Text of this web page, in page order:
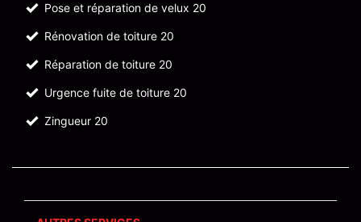
Pose et réparation de velux 20
Rénovation de toiture 20
Réparation de toiture 20
Urgence fuite de toiture 20
Zingueur 20